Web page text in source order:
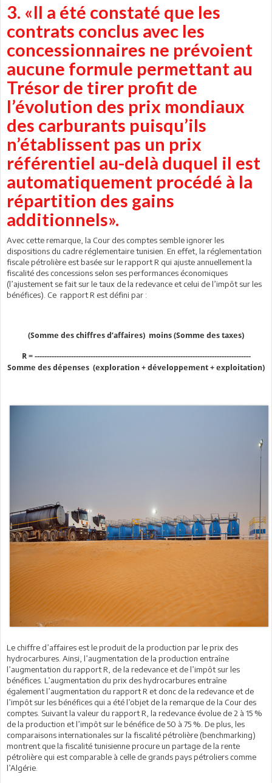
3. «Il a été constaté que les
contrats conclus avec les
concessionnaires ne prévoient
aucune formule permettant au
Trésor de tirer profit de
l’évolution des prix mondiaux
des carburants puisqu’ils
n’établissent pas un prix
référentiel au-delà duquel il est
automatiquement procédé à la
répartition des gains
additionnels».
Avec cette remarque, la Cour des comptes semble ignorer les
dispositions du cadre réglementaire tunisien. En effet, la réglementation
fiscale pétrolière est basée sur le rapport R qui ajuste annuellement la
fiscalité des concessions selon ses performances économiques
(l’ajustement se fait sur le taux de la redevance et celui de l’impôt sur les
bénéfices). Ce rapport R est défini par :
(Somme des chiffres d’affaires) moins (Somme des taxes)
R = -----------------------------------------------------------------------------------------
Somme des dépenses (exploration + développement + exploitation)
Le chiffre d’affaires est le produit de la production par le prix des
hydrocarbures. Ainsi, l’augmentation de la production entraîne
l’augmentation du rapport R, de la redevance et de l’impôt sur les
bénéfices. L’augmentation du prix des hydrocarbures entraîne
également l’augmentation du rapport R et donc de la redevance et de
l’impôt sur les bénéfices qui a été l’objet de la remarque de la Cour des
comptes. Suivant la valeur du rapport R, la redevance évolue de 2 à 15 %
de la production et l’impôt sur le bénéfice de 50 à 75 %. De plus, les
comparaisons internationales sur la fiscalité pétrolière (benchmarking)
montrent que la fiscalité tunisienne procure un partage de la rente
pétrolière qui est comparable à celle de grands pays pétroliers comme
l’Algérie.